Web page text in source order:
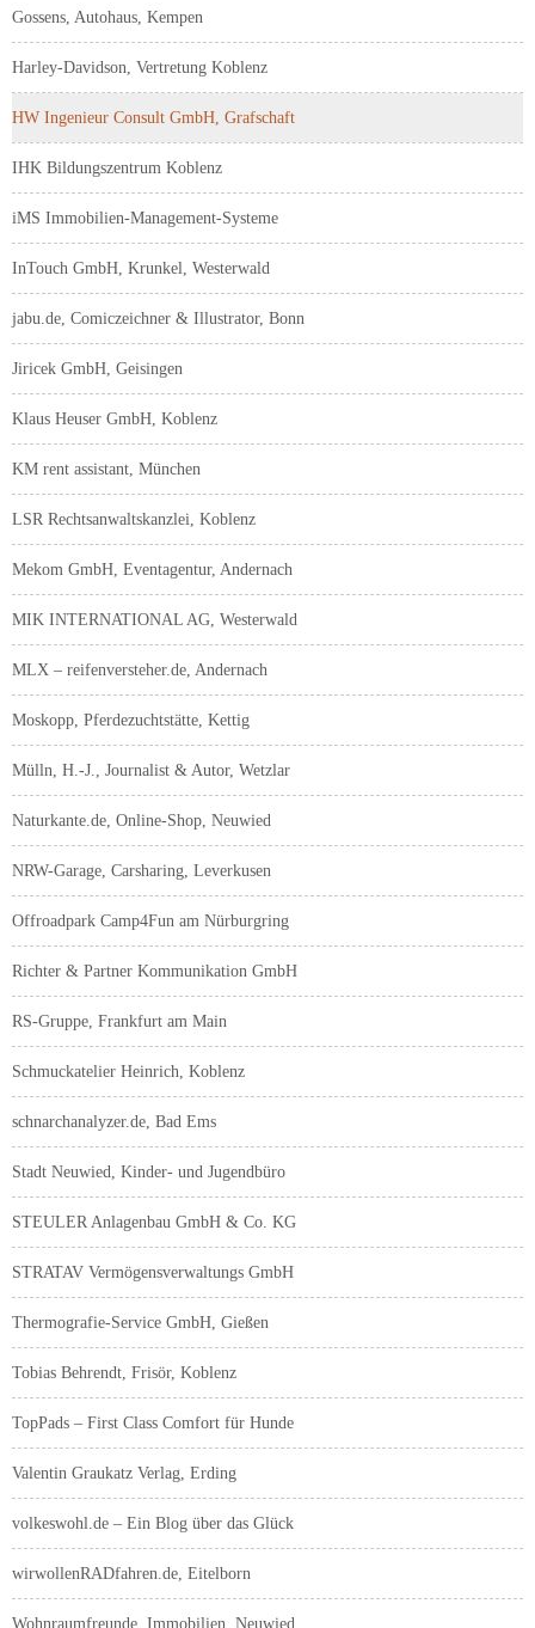
Gossens, Autohaus, Kempen
Harley-Davidson, Vertretung Koblenz
HW Ingenieur Consult GmbH, Grafschaft
IHK Bildungszentrum Koblenz
iMS Immobilien-Management-Systeme
InTouch GmbH, Krunkel, Westerwald
jabu.de, Comiczeichner & Illustrator, Bonn
Jiricek GmbH, Geisingen
Klaus Heuser GmbH, Koblenz
KM rent assistant, München
LSR Rechtsanwaltskanzlei, Koblenz
Mekom GmbH, Eventagentur, Andernach
MIK INTERNATIONAL AG, Westerwald
MLX – reifenversteher.de, Andernach
Moskopp, Pferdezuchtstätte, Kettig
Mülln, H.-J., Journalist & Autor, Wetzlar
Naturkante.de, Online-Shop, Neuwied
NRW-Garage, Carsharing, Leverkusen
Offroadpark Camp4Fun am Nürburgring
Richter & Partner Kommunikation GmbH
RS-Gruppe, Frankfurt am Main
Schmuckatelier Heinrich, Koblenz
schnarchanalyzer.de, Bad Ems
Stadt Neuwied, Kinder- und Jugendbüro
STEULER Anlagenbau GmbH & Co. KG
STRATAV Vermögensverwaltungs GmbH
Thermografie-Service GmbH, Gießen
Tobias Behrendt, Frisör, Koblenz
TopPads – First Class Comfort für Hunde
Valentin Graukatz Verlag, Erding
volkeswohl.de – Ein Blog über das Glück
wirwollenRADfahren.de, Eitelborn
Wohnraumfreunde, Immobilien, Neuwied